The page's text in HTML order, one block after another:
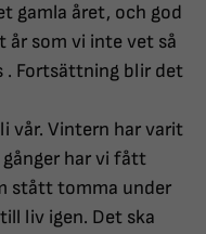
gamla året, och god
som vi inte vet så
. Fortsättning blir det
vår. Vintern har varit
gånger har vi fått
stått tomma under
liv igen. Det ska